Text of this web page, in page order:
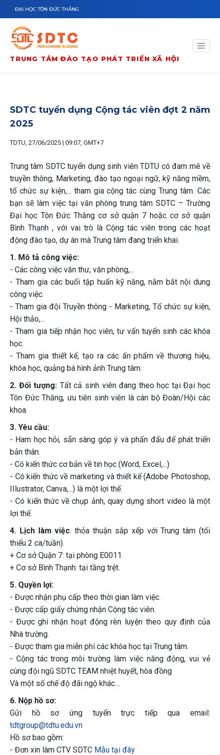
Nhảy đến nội dung
ĐẠI HỌC TÔN ĐỨC THẮNG
TRUNG TÂM ĐÀO TẠO PHÁT TRIỂN XÃ HỘI
SDTC tuyển dụng Cộng tác viên đợt 2 năm
2025
TDTU, 27/06/2025 | 09:07, GMT+7
Trung tâm SDTC tuyển dụng sinh viên TDTU có đam mê về
truyền thông, Marketing, đào tạo ngoại ngữ, kỹ năng mềm,
tổ chức sự kiện,... tham gia cộng tác cùng Trung tâm. Các
bạn sẽ làm việc tại văn phòng trung tâm SDTC – Trường
Đại học Tôn Đức Thắng cơ sở quận 7 hoặc cơ sở quận
Bình Thạnh , với vai trò là Cộng tác viên trong các hoạt
động đào tạo, dự án mà Trung tâm đang triển khai.
1. Mô tả công việc:
- Các công việc văn thư, văn phòng,...
- Tham gia các buổi tập huấn kỹ năng, nắm bắt nội dung
công việc.
- Tham gia đội Truyền thông - Marketing, Tổ chức sự kiện,
Hội thảo,...
- Tham gia tiếp nhận học viên, tư vấn tuyển sinh các khóa
học.
- Tham gia thiết kế, tạo ra các ấn phẩm về thương hiệu,
khóa học, quảng bá hình ảnh Trung tâm.
2. Đối tượng: Tất cả sinh viên đang theo học tại Đại học
Tôn Đức Thắng, ưu tiên sinh viên là cán bộ Đoàn/Hội các
khoa.
3. Yêu cầu:
- Ham học hỏi, sẵn sàng góp ý và phấn đấu để phát triển
bản thân.
- Có kiến thức cơ bản về tin học (Word, Excel,...)
- Có kiến thức về marketing và thiết kế (Adobe Photoshop,
IIlustrator, Canva,...) là một lợi thế.
- Có kiến thức về chụp ảnh, quay dựng short video là một
lợi thế.
4. Lịch làm việc: thỏa thuận sắp xếp với Trung tâm (tối
thiểu 2 ca/tuần).
+ Cơ sở Quận 7: tại phòng E0011
+ Cơ sở Bình Thạnh: tại tầng trệt.
5. Quyền lợi:
- Được nhận phụ cấp theo thời gian làm việc.
- Được cấp giấy chứng nhận Cộng tác viên.
- Được ghi nhận hoạt động rèn luyện theo quy định của
Nhà trường.
- Được tham gia miễn phí các khóa học tại Trung tâm.
- Cộng tác trong môi trường làm việc năng động, vui vẻ
cùng đội ngũ SDTC TEAM nhiệt huyết, hòa đồng
Và một số chế độ đãi ngộ khác…
6. Nộp hồ sơ:
Gửi hồ sơ ứng tuyển trực tiếp qua email:
tdtgroup@tdtu.edu.vn
Hồ sơ bao gồm:
- Đơn xin làm CTV SDTC Mẫu tại đây